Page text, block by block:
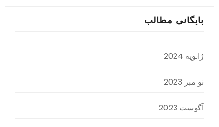
بایگانی مطالب
ژانویه 2024
نوامبر 2023
آگوست 2023